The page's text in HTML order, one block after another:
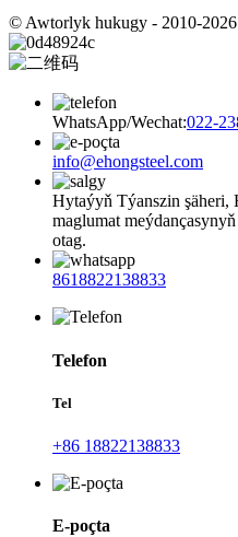
© Awtorlyk hukugy - 2010-
WhatsApp/Wechat:022-
info@ehongsteel.com
Hytaýyň Týanszin şäheri,
maglumat
otag.
8618822138833
Telefon
Tel
+86 18822138833
E-poçta